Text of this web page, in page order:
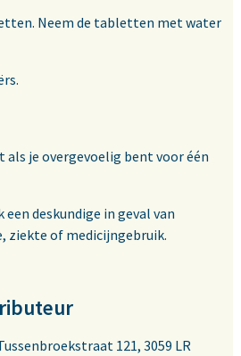
Neem de tabletten met water
je overgevoelig bent voor één
deskundige in geval van
ziekte of medicijngebruik.
121, 3059 LR